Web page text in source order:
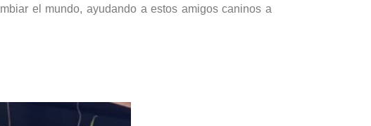
el mundo, ayudando a estos amigos caninos a